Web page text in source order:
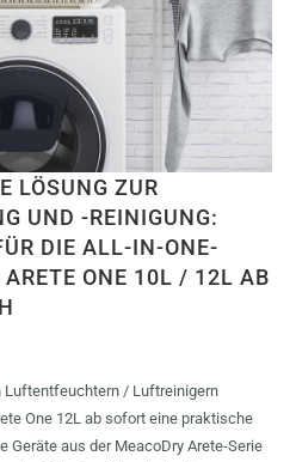
LÖSUNG ZUR
UND -REINIGUNG:
DIE ALL-IN-ONE-
ARETE ONE 10L / 12L AB
Luftentfeuchtern / Luftreinigern
One 12L ab sofort eine praktische
Geräte aus der MeacoDry Arete-Serie